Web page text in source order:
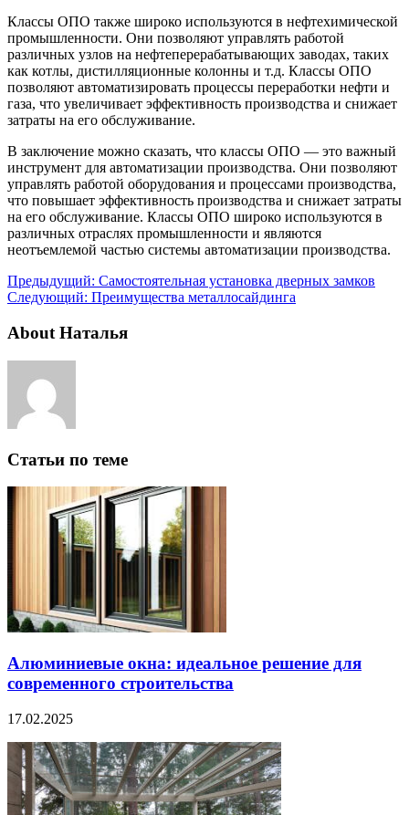
Классы ОПО также широко используются в нефтехимической
промышленности. Они позволяют управлять работой
различных узлов на нефтеперерабатывающих заводах, таких
как котлы, дистилляционные колонны и т.д. Классы ОПО
позволяют автоматизировать процессы переработки нефти и
газа, что увеличивает эффективность производства и снижает
затраты на его обслуживание.
В заключение можно сказать, что классы ОПО — это важный
инструмент для автоматизации производства. Они позволяют
управлять работой оборудования и процессами производства,
что повышает эффективность производства и снижает затраты
на его обслуживание. Классы ОПО широко используются в
различных отраслях промышленности и являются
неотъемлемой частью системы автоматизации производства.
Предыдущий: Самостоятельная установка дверных замков
Следующий: Преимущества металлосайдинга
About Наталья
Статьи по теме
Алюминиевые окна: идеальное решение для
современного строительства
17.02.2025